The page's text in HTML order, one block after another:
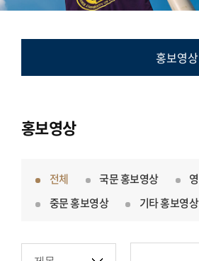
홍보영상
홍보영상
전체 국문 홍보영상
중문 홍보영상
기타 홍보영상